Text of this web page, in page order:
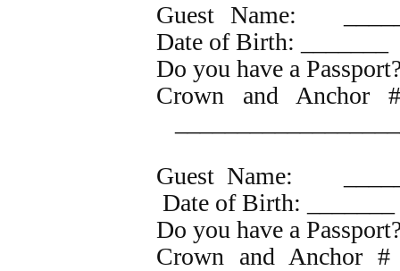
Guest Name:
Date of Birth: _______
Do you have a
Crown and Anchor
Guest Name:
Date of Birth: _______
Do you have a
Crown and Anchor